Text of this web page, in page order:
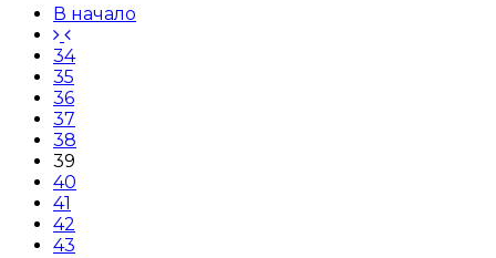
В начало
34
35
36
37
38
39
40
41
42
43